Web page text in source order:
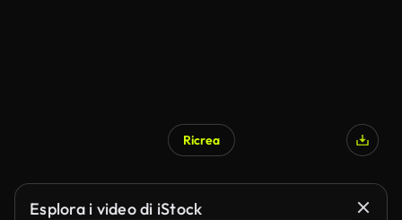
Ricrea
Esplora i video di iStock